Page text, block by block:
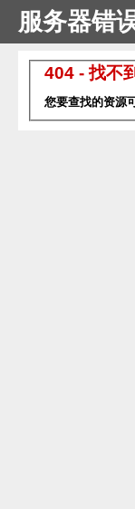
服务器错
404 - 找不
您要查找的资源